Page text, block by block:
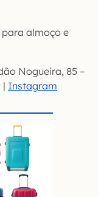
para almoço e
Nogueira, 85 –
| Instagram